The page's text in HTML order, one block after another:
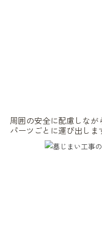
周囲の安全に配慮しなが
パーツごとに運び出しま